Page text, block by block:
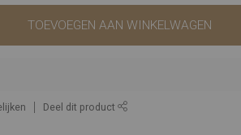
TOEVOEGEN AAN WINKELWAGEN
Deel dit product